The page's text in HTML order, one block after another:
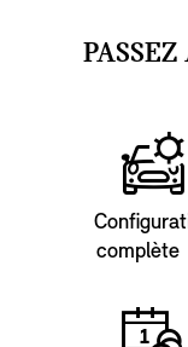
PASSEZ
complète